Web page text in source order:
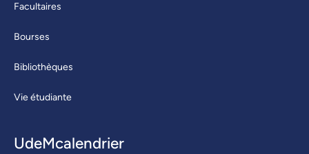
Facultaires
Bourses
Bibliothèques
Vie étudiante
UdeMcalendrier